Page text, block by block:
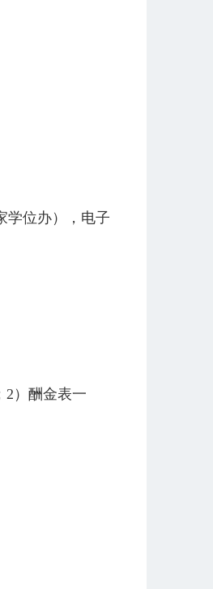
学位办），电子
2）酬金表一